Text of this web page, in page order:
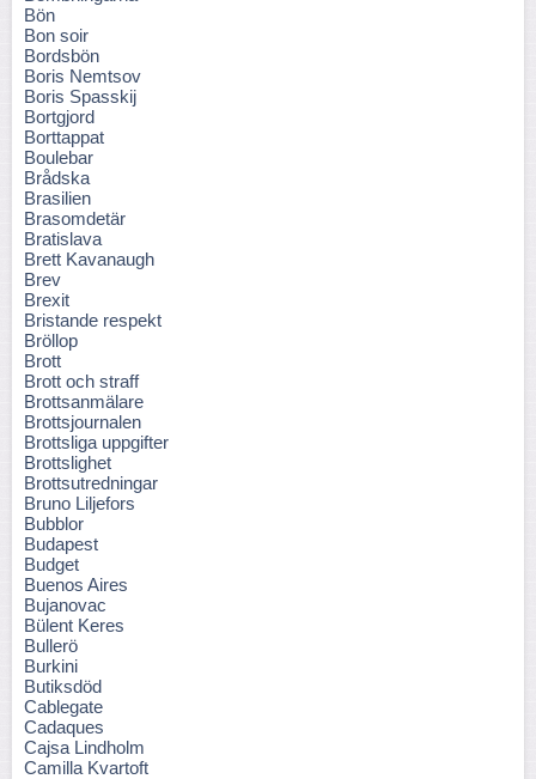
Bön
Bon soir
Bordsbön
Boris Nemtsov
Boris Spasskij
Bortgjord
Borttappat
Boulebar
Brådska
Brasilien
Brasomdetär
Bratislava
Brett Kavanaugh
Brev
Brexit
Bristande respekt
Bröllop
Brott
Brott och straff
Brottsanmälare
Brottsjournalen
Brottsliga uppgifter
Brottslighet
Brottsutredningar
Bruno Liljefors
Bubblor
Budapest
Budget
Buenos Aires
Bujanovac
Bülent Keres
Bullerö
Burkini
Butiksdöd
Cablegate
Cadaques
Cajsa Lindholm
Camilla Kvartoft